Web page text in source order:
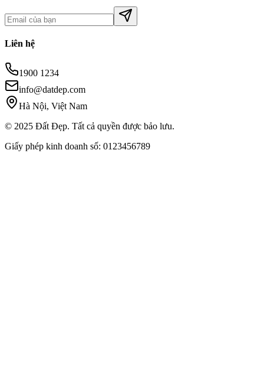
Liên hệ
1900 1234
info@datdep.com
Hà Nội, Việt Nam
© 2025 Đất Đẹp. Tất cả quyền được bảo lưu.
Giấy phép kinh doanh số: 0123456789